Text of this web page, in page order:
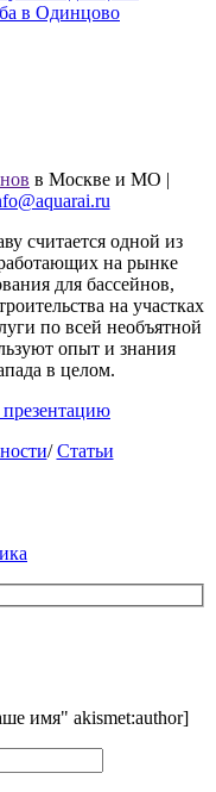
в Одинцово
в Москве и МО |
считается одной из
на рынке
для бассейнов,
на участках
по всей необъятной
опыт и знания
в целом.
презентацию
/Статьи
имя" akismet:author]